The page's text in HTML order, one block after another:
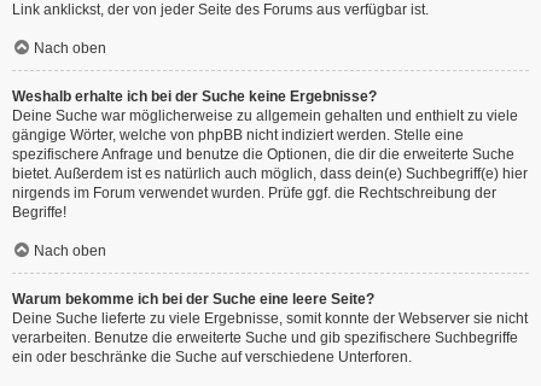
Link anklickst, der von jeder Seite des Forums aus verfügbar ist.
Nach oben
Weshalb erhalte ich bei der Suche keine Ergebnisse?
Deine Suche war möglicherweise zu allgemein gehalten und enthielt zu viele
gängige Wörter, welche von phpBB nicht indiziert werden. Stelle eine
spezifischere Anfrage und benutze die Optionen, die dir die erweiterte Suche
bietet. Außerdem ist es natürlich auch möglich, dass dein(e) Suchbegriff(e) hier
nirgends im Forum verwendet wurden. Prüfe ggf. die Rechtschreibung der
Begriffe!
Nach oben
Warum bekomme ich bei der Suche eine leere Seite?
Deine Suche lieferte zu viele Ergebnisse, somit konnte der Webserver sie nicht
verarbeiten. Benutze die erweiterte Suche und gib spezifischere Suchbegriffe
ein oder beschränke die Suche auf verschiedene Unterforen.